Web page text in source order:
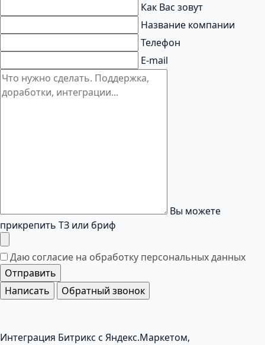
Как Вас зовут
Название компании
Телефон
E-mail
Вы можете
прикрепить ТЗ или бриф
Даю согласие на обработку персональных данных
Отправить
Написать
Обратный звонок
Интеграция Битрикс с Яндекс.Маркетом,